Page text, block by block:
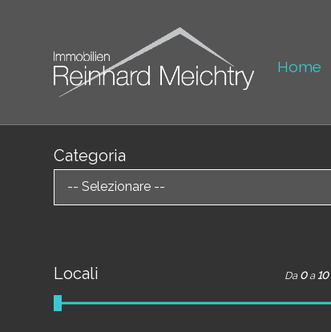
Home
Categoria
-- Selezionare --
Locali Da 0 a 10